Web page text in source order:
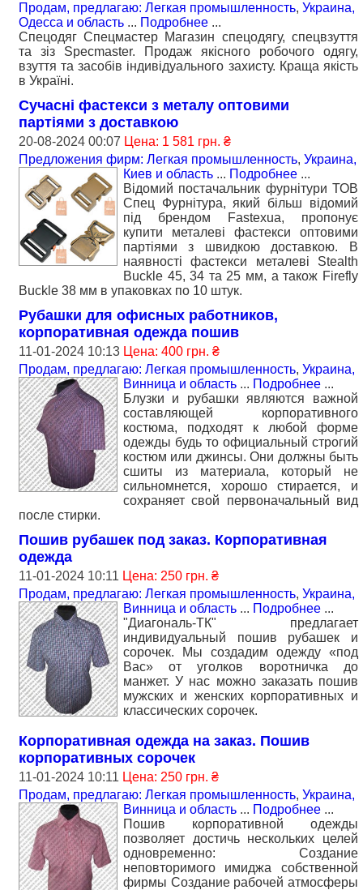
Продам, предлагаю: Легкая промышленность, Украина,
Одесса и область ... Подробнее ...
Спецодяг Спецмастер Магазин спецодягу, спецвзуття
та зіз Specmaster. Продаж якісного робочого одягу,
взуття та засобів індивідуального захисту. Краща якість
в Україні.
Сучасні фастекси з металу оптовими
партіями з доставкою
20-08-2024 00:07 Цена: 1 581 грн. ₴
Предложения фирм: Легкая промышленность, Украина,
Киев и область ... Подробнее ...
Відомий постачальник фурнітури ТОВ
Спец Фурнітура, який більш відомий
під брендом Fastexua, пропонує
купити металеві фастекси оптовими
партіями з швидкою доставкою. В
наявності фастекси металеві Stealth
Buckle 45, 34 та 25 мм, а також Firefly
Buckle 38 мм в упаковках по 10 штук.
Рубашки для офисных работников,
корпоративная одежда пошив
11-01-2024 10:13 Цена: 400 грн. ₴
Продам, предлагаю: Легкая промышленность, Украина,
Винница и область ... Подробнее ...
Блузки и рубашки являются важной
составляющей корпоративного
костюма, подходят к любой форме
одежды будь то официальный строгий
костюм или джинсы. Они должны быть
сшиты из материала, который не
сильномнется, хорошо стирается, и
сохраняет свой первоначальный вид
после стирки.
Пошив рубашек под заказ. Корпоративная
одежда
11-01-2024 10:11 Цена: 250 грн. ₴
Продам, предлагаю: Легкая промышленность, Украина,
Винница и область ... Подробнее ...
"Диагональ-ТК" предлагает
индивидуальный пошив рубашек и
сорочек. Мы создадим одежду «под
Вас» от уголков воротничка до
манжет. У нас можно заказать пошив
мужских и женских корпоративных и
классических сорочек.
Корпоративная одежда на заказ. Пошив
корпоративных сорочек
11-01-2024 10:11 Цена: 250 грн. ₴
Продам, предлагаю: Легкая промышленность, Украина,
Винница и область ... Подробнее ...
Пошив корпоративной одежды
позволяет достичь нескольких целей
одновременно: Создание
неповторимого имиджа собственной
фирмы Создание рабочей атмосферы